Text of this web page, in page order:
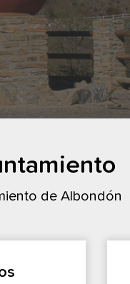
de Albondón